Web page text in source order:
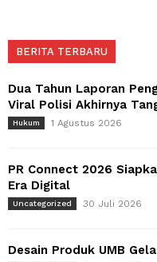
BERITA TERBARU
Dua Tahun Laporan
Viral Polisi Akhirnya
Hukum 1 Agustus 2026
PR Connect 2026
Era Digital
Uncategorized 30 Juli 2026
Desain Produk UMB